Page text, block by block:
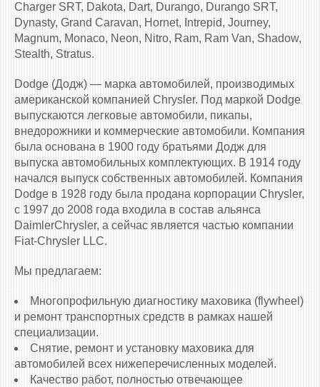
Charger SRT, Dakota, Dart, Durango, Durango SRT,
Dynasty, Grand Caravan, Hornet, Intrepid, Journey,
Magnum, Monaco, Neon, Nitro, Ram, Ram Van, Shadow,
Stealth, Stratus.
Dodge (Додж) — марка автомобилей, производимых
американской компанией Chrysler. Под маркой Dodge
выпускаются легковые автомобили, пикапы,
внедорожники и коммерческие автомобили. Компания
была основана в 1900 году братьями Додж для
выпуска автомобильных комплектующих. В 1914 году
начался выпуск собственных автомобилей. Компания
Dodge в 1928 году была продана корпорации Chrysler,
с 1997 до 2008 года входила в состав альянса
DaimlerChrysler, а сейчас является частью компании
Fiat-Chrysler LLC.
Мы предлагаем:
Многопрофильную диагностику маховика (flywheel)
и ремонт транспортных средств в рамках нашей
специализации.
Снятие, ремонт и установку маховика для
автомобилей всех нижеперечисленных моделей.
Качество работ, полностью отвечающее